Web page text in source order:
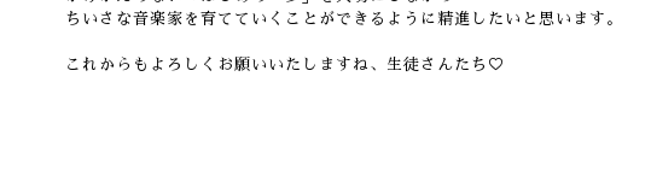
ちいさな音楽家を育てていくことができるように精進したいと思います。
これからもよろしくお願いいたしますね、生徒さんたち♡